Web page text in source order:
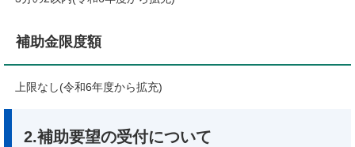
補助金限度額
上限なし(令和6年度から拡充)
2.補助要望の受付について